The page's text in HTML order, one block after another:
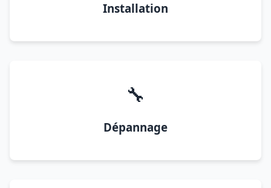
Installation
🔧
Dépannage